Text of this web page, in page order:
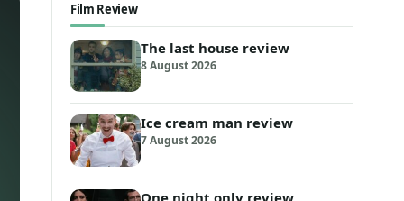
Film Review
The last house review
8 August 2026
Ice cream man review
7 August 2026
One night only review